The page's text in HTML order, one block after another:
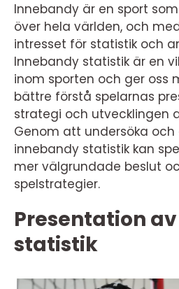
Innebandy är en sport
över hela världen, och
intresset för statistik och
Innebandy statistik är en
inom sporten och ger oss
bättre förstå spelarnas
strategi och utvecklingen
Genom att undersöka och
innebandy statistik kan
mer välgrundade beslut
spelstrategier.
Presentation
statistik